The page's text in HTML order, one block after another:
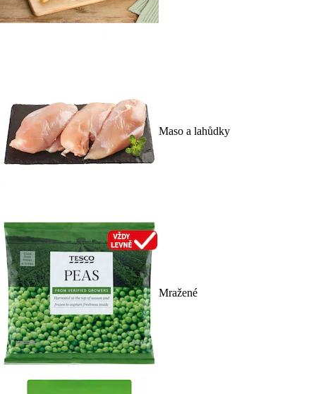
Maso a lahůdky
Mražené